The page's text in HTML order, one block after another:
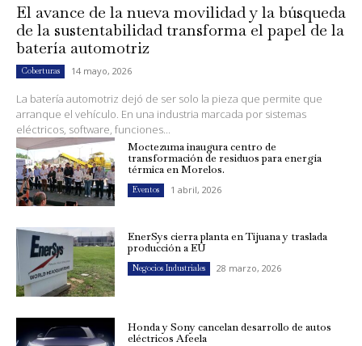
El avance de la nueva movilidad y la búsqueda
de la sustentabilidad transforma el papel de la
batería automotriz
Coberturas 14 mayo, 2026
La batería automotriz dejó de ser solo la pieza que permite que
arranque el vehículo. En una industria marcada por sistemas
eléctricos, software, funciones...
Moctezuma inaugura centro de
transformación de residuos para energía
térmica en Morelos.
Eventos 1 abril, 2026
EnerSys cierra planta en Tijuana y traslada
producción a EU
Negocios Industriales 28 marzo, 2026
Honda y Sony cancelan desarrollo de autos
eléctricos Afeela